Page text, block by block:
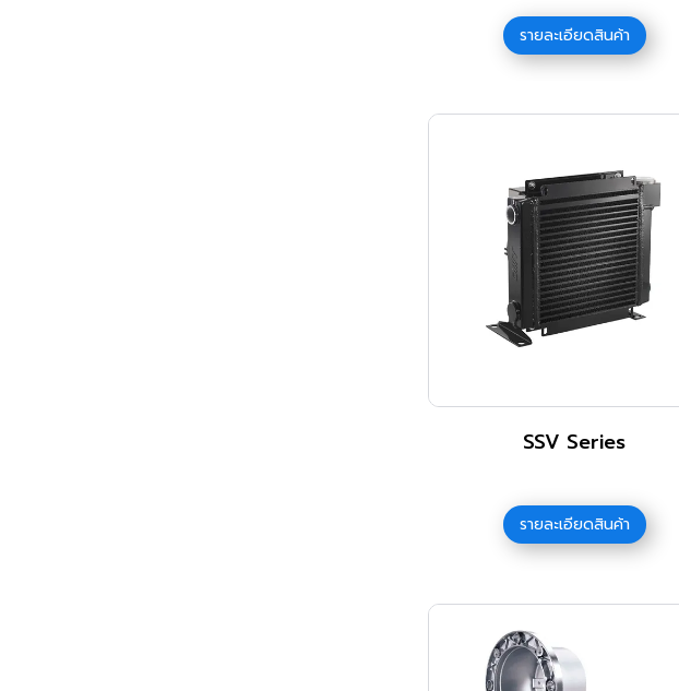
รายละเอียดสินค้า
SSV Series
รายละเอียดสินค้า